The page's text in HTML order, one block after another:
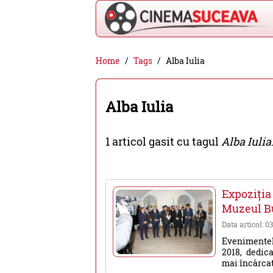
Cinema
Suceava
filme
cinema,
evenimente
din
Suceava
Home Tags Alba Iulia
Alba Iulia
1 articol gasit cu tagulAlba Iulia.
Muzeul
Data articol:
2018,
mai